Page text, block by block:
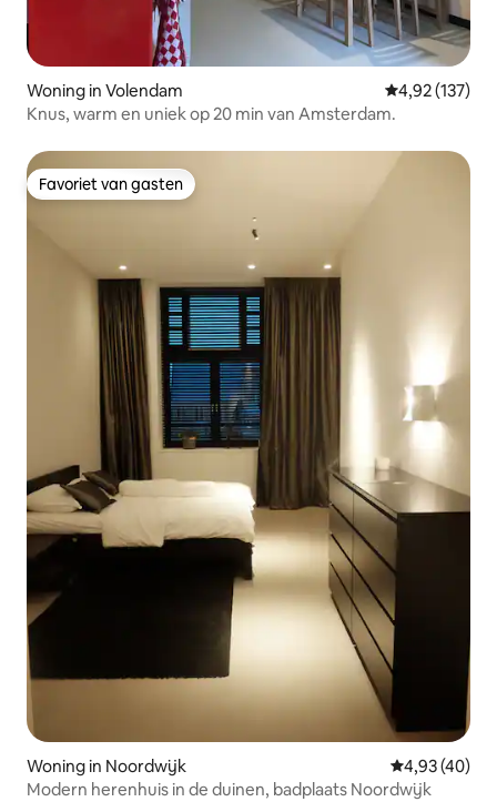
Woning in Volendam Gemiddelde
4,92 (137)
Knus, warm en uniek op 20 min van Amsterdam.
Favoriet van gasten
Favoriet van gasten
Woning in Noordwijk Gemiddelde
4,93 (40)
Modern herenhuis in de duinen, badplaats Noordwijk